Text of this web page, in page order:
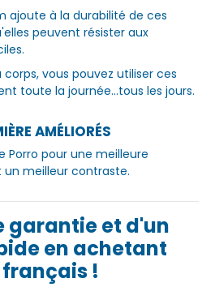
ajoute à la durabilité de ces
peuvent résister aux
vous pouvez utiliser ces
toute la journée...tous les jours.
AMÉLIORÉS
Porro pour une meilleure
meilleur contraste.
garantie et d'un
en achetant
!